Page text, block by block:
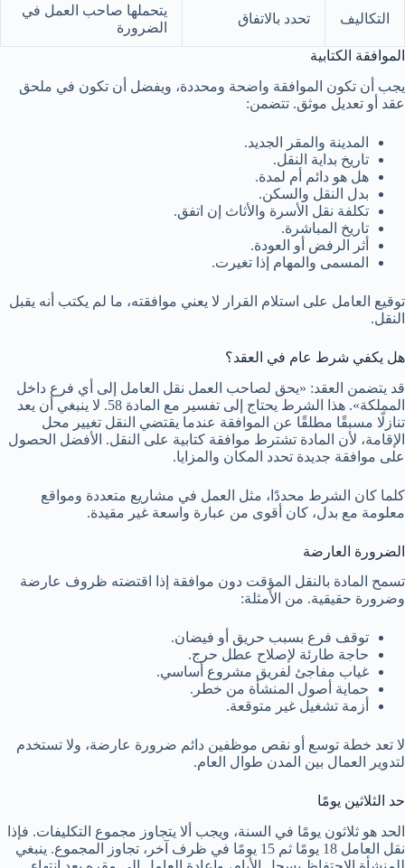
التكاليف تحدد بالاتفاق
يتحملها صاحب العمل في
الضرورة
الموافقة الكتابية
يجب أن تكون الموافقة واضحة ومحددة، ويفضل أن تكون في ملحق
عقد أو تعديل موثق. تتضمن:
المدينة والمقر الجديد.
تاريخ بداية النقل.
هل هو دائم أم لمدة.
بدل النقل والسكن.
تكلفة نقل الأسرة والأثاث إن اتفق.
تاريخ المباشرة.
أثر الرفض أو العودة.
المسمى والمهام إذا تغيرت.
توقيع العامل على استلام القرار لا يعني موافقته، ما لم يكتب أنه يقبل
النقل.
هل يكفي شرط عام في العقد؟
قد يتضمن العقد: «يحق لصاحب العمل نقل العامل إلى أي فرع داخل
المملكة». هذا الشرط يحتاج إلى تفسير مع المادة 58. لا ينبغي أن يعد
تنازلًا مسبقًا مطلقًا عن الموافقة عندما يقتضي النقل تغيير محل
الإقامة، لأن المادة تشترط موافقة كتابية على النقل. الأفضل الحصول
على موافقة جديدة تحدد المكان والمزايا.
كلما كان الشرط محددًا، مثل العمل في مشاريع متعددة ومواقع
معلومة مع بدل، كان أقوى من عبارة واسعة غير مقيدة.
الضرورة العارضة
تسمح المادة بالنقل المؤقت دون موافقة إذا اقتضته ظروف عارضة
وضرورة حقيقية. من الأمثلة:
توقف فرع بسبب حريق أو فيضان.
حاجة طارئة لإصلاح عطل حرج.
غياب مفاجئ لفريق مشروع أساسي.
حماية أصول المنشأة من خطر.
أزمة تشغيل غير متوقعة.
لا تعد خطة توسع أو نقص موظفين دائم ضرورة عارضة، ولا تستخدم
لتدوير العمال بين المدن طوال العام.
حد الثلاثين يومًا
الحد هو ثلاثون يومًا في السنة، ويجب ألا يتجاوز مجموع التكليفات. فإذا
نقل العامل 18 يومًا ثم 15 يومًا في ظرف آخر، تجاوز المجموع. ينبغي